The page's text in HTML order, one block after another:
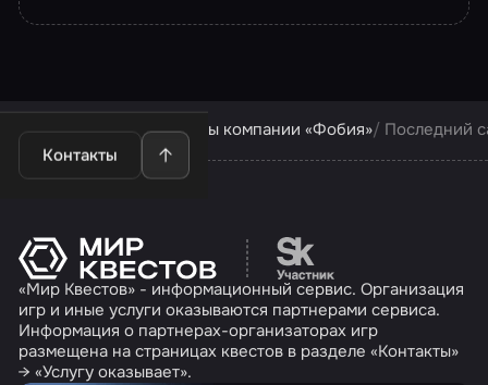
Контакты
Квесты в Элисте Квесты компании «Фобия» Последний
Перейти на сайт
«Мир Квестов» - информационный сервис. Организация
игр и иные услуги оказываются партнерами сервиса.
Информация о партнерах-организаторах игр
размещена на страницах квестов в разделе «Контакты»
→ «Услугу оказывает».